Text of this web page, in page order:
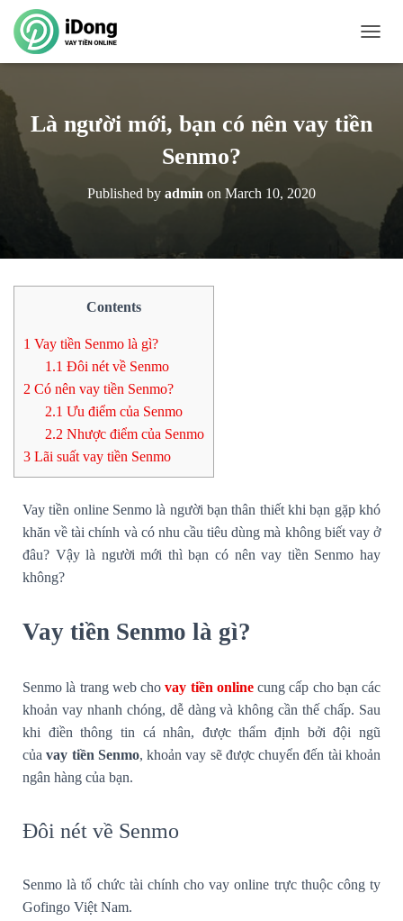
O
E
Là người mới, bạn có nên vay tiền
Senmo?
Published by admin on March 10, 2020
Contents
1 Vay tiền Senmo là gì?
1.1 Đôi nét về Senmo
2 Có nên vay tiền Senmo?
2.1 Ưu điểm của Senmo
2.2 Nhược điểm của Senmo
3 Lãi suất vay tiền Senmo
Vay tiền online Senmo là người bạn thân thiết khi bạn gặp khó
khăn về tài chính và có nhu cầu tiêu dùng mà không biết vay ở
đâu? Vậy là người mới thì bạn có nên vay tiền Senmo hay
không?
Vay tiền Senmo là gì?
Senmo là trang web chovay tiền onlinecung cấp cho bạn các
khoản vay nhanh chóng, dễ dàng và không cần thế chấp. Sau
khi điền thông tin cá nhân, được thẩm định bởi đội ngũ
củavay tiền Senmo, khoản vay sẽ được chuyển đến tài khoản
ngân hàng của bạn.
Đôi nét về Senmo
Senmo là tổ chức tài chính cho vay online trực thuộc công ty
Gofingo Việt Nam.